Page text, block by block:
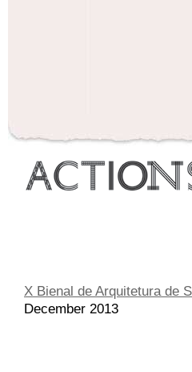
X Bienal de Arquitetura de
December 2013